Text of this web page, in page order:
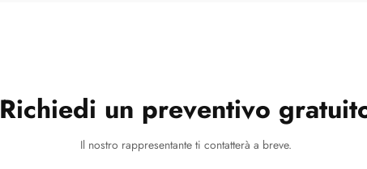
Richiedi un preventivo
Il nostro rappresentante ti contatterà a breve.